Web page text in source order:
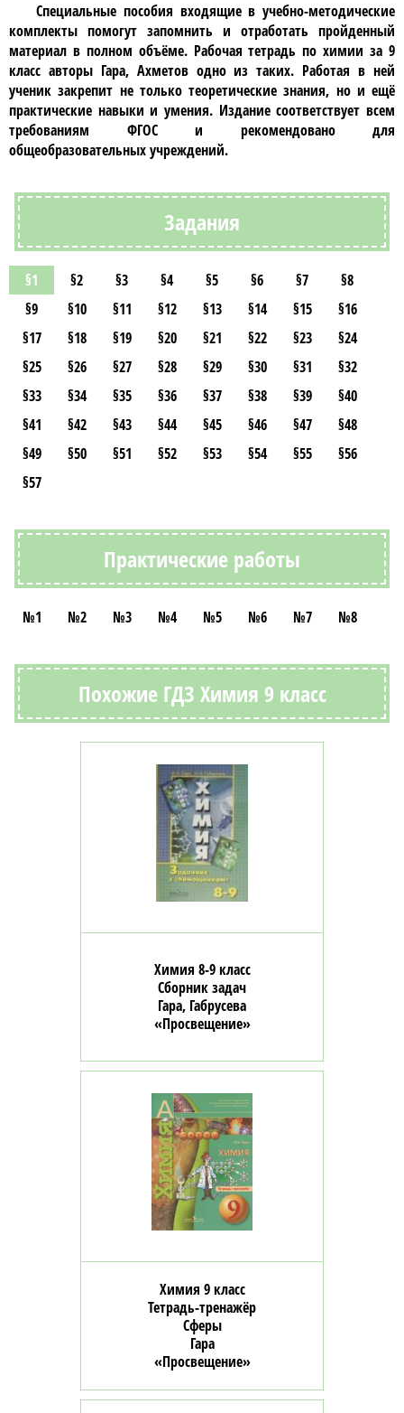
Специальные пособия входящие в учебно-методические
комплекты помогут запомнить и отработать пройденный
материал в полном объёме. Рабочая тетрадь по химии за 9
класс авторы Гара, Ахметоводно из таких. Работая в ней
ученик закрепит не только теоретические знания, но и ещё
практические навыки и умения. Издание соответствует всем
требованиям ФГОС и рекомендовано для
общеобразовательных учреждений.
Задания
§1 §2 §3 §4 §5 §6 §7
§8
§9
§10 §11 §12 §13 §14 §15
§16
§17
§18 §19 §20 §21 §22 §23
§24
§25
§26 §27 §28 §29 §30 §31
§32
§33
§34 §35 §36 §37 §38 §39
§40
§41
§42 §43 §44 §45 §46 §47
§48
§49
§50 §51 §52 §53 §54 §55
§56
§57
Практические работы
№1 №2 №3 №4 №5 №6 №7 №8
Похожие ГДЗ Химия 9 класс
Химия 8-9 класс
Сборник задач
Гара, Габрусева
«Просвещение»
Химия 9 класс
Тетрадь-тренажёр
Сферы
Гара
«Просвещение»